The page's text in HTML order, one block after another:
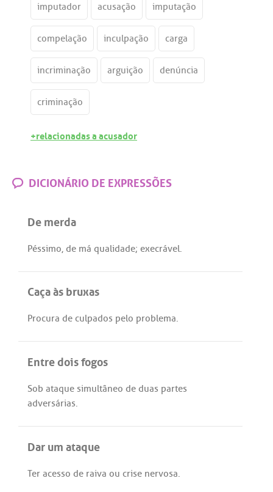
imputador acusação imputação
compelação inculpação carga
incriminação arguição denúncia
criminação
+relacionadas a acusador
DICIONÁRIO DE EXPRESSÕES
De merda
Péssimo, de má qualidade; execrável.
Caça às bruxas
Procura de culpados pelo problema.
Entre dois fogos
Sob ataque simultâneo de duas partes
adversárias.
Dar um ataque
Ter acesso de raiva ou crise nervosa.